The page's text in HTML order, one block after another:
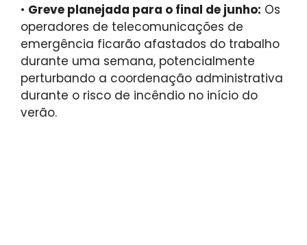
• Greve planejada para o final de junho: Os
operadores de telecomunicações de
emergência ficarão afastados do trabalho
durante uma semana, potencialmente
perturbando a coordenação administrativa
durante o risco de incêndio no início do
verão.